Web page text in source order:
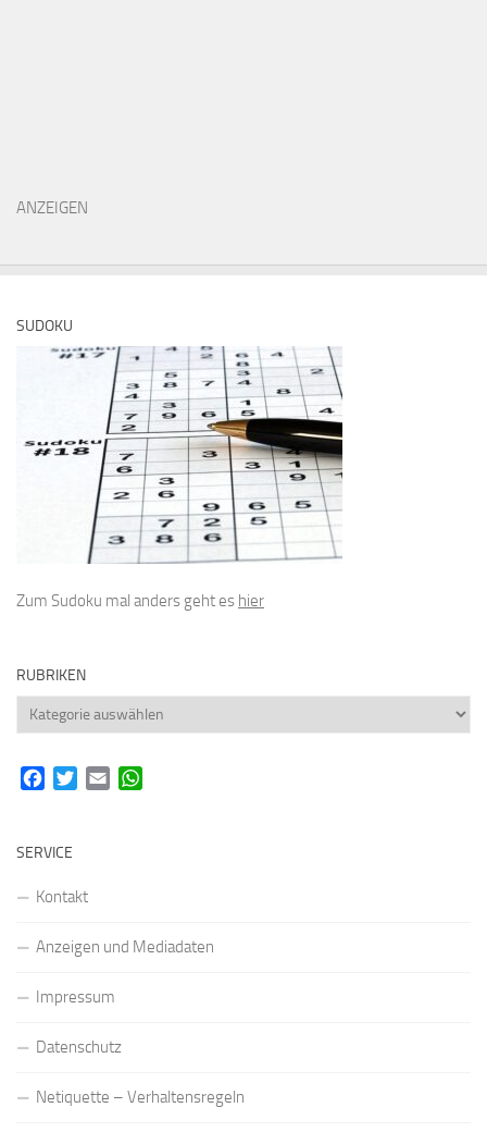
ANZEIGEN
SUDOKU
Zum Sudoku mal anders geht es hier
RUBRIKEN
Rubriken
FacebookTwitterEmail
SERVICE
Kontakt
Anzeigen und Mediadaten
Impressum
Datenschutz
Netiquette – Verhaltensregeln